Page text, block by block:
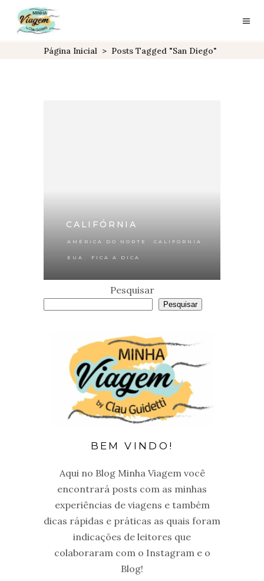
Página Inicial > Posts Tagged "san Diego"
CALIFÓRNIA
AMÉRICA DO NORTE CALIFÓRNIA
EUA FICA A DICA
Pesquisar
Pesquisar
BEM VINDO!
Aqui no Blog Minha Viagem você
encontrará posts com as minhas
experiências de viagens e também
dicas rápidas e práticas as quais foram
indicações de leitores que
colaboraram com o Instagram e o
Blog!